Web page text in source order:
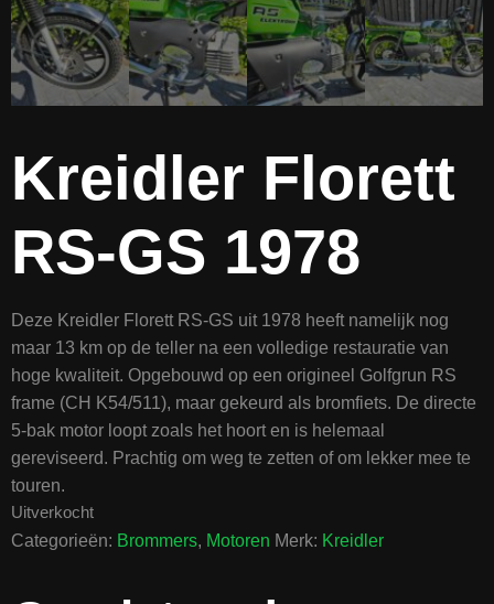
Kreidler Florett
RS-GS 1978
Deze Kreidler Florett RS-GS uit 1978 heeft namelijk nog
maar 13 km op de teller na een volledige restauratie van
hoge kwaliteit. Opgebouwd op een origineel Golfgrun RS
frame (CH K54/511), maar gekeurd als bromfiets. De directe
5-bak motor loopt zoals het hoort en is helemaal
gereviseerd. Prachtig om weg te zetten of om lekker mee te
touren.
Uitverkocht
Categorieën: Brommers, Motoren Merk: Kreidler